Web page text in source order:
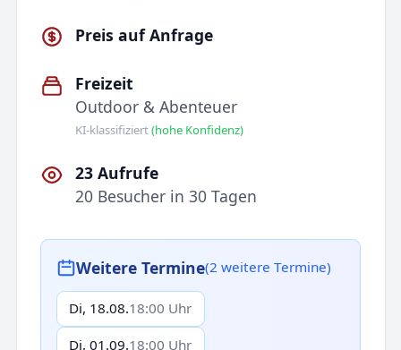
Preis auf Anfrage
Freizeit
Outdoor & Abenteuer
KI-klassifiziert(hohe Konfidenz)
23 Aufrufe
20 Besucher in 30 Tagen
Weitere Termine(2 weitere Termine)
Di, 18.08.18:00 Uhr
Di, 01.09.18:00 Uhr